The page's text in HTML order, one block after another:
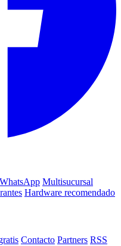
Multisucursal
Hardware recomendado
Contacto Partners RSS